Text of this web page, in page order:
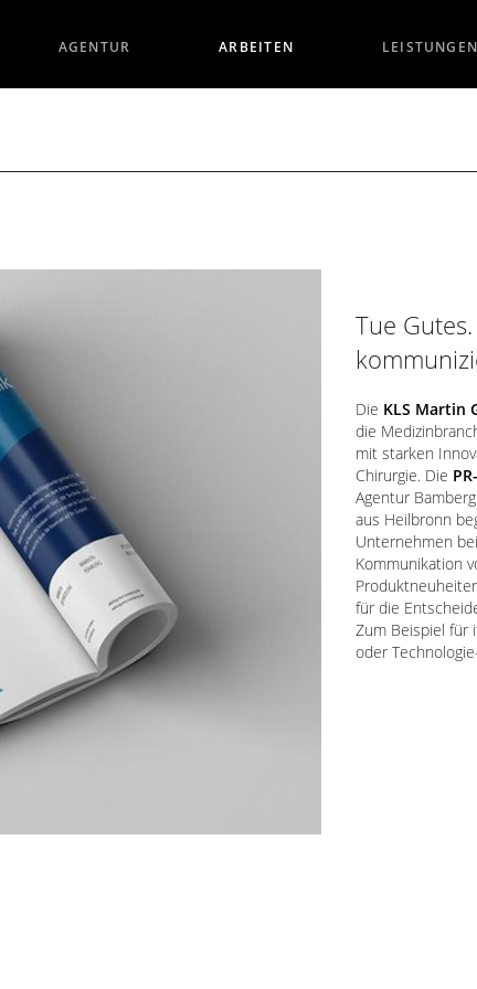
AGENTUR ARBEITEN LEISTUNGEN
Tue
Die KLS Martin
die
mit starken
Chirurgie. Die
Agentur
aus Heilbronn
Unternehmen
Kommunikation
für die
Zum Beispiel für
oder